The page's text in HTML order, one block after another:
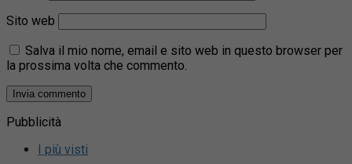
Sito web
Salva il mio nome, email e sito web in questo browser per
la prossima volta che commento.
Pubblicità
I più visti